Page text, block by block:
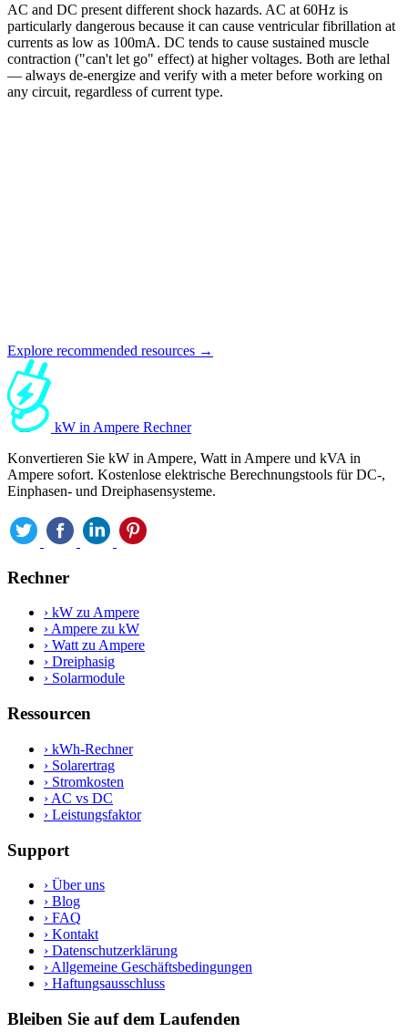
AC and DC present different shock hazards. AC at 60Hz is
particularly dangerous because it can cause ventricular fibrillation at
currents as low as 100mA. DC tends to cause sustained muscle
contraction ("can't let go" effect) at higher voltages. Both are lethal
— always de-energize and verify with a meter before working on
any circuit, regardless of current type.
Explore recommended resources →
kW in Ampere Rechner
Konvertieren Sie kW in Ampere, Watt in Ampere und kVA in
Ampere sofort. Kostenlose elektrische Berechnungstools für DC-,
Einphasen- und Dreiphasensysteme.
Rechner
› kW zu Ampere
›Ampere zu kW
› Watt zu Ampere
› Dreiphasig
› Solarmodule
Ressourcen
› kWh-Rechner
› Solarertrag
› Stromkosten
› AC vs DC
› Leistungsfaktor
Support
› Über uns
› Blog
› FAQ
› Kontakt
› Datenschutzerklärung
› Allgemeine Geschäftsbedingungen
› Haftungsausschluss
Bleiben Sie auf dem Laufenden